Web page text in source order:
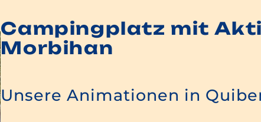
Campingplatz mit
Morbihan
Unsere Animationen in